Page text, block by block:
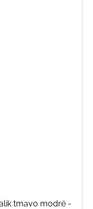
tmavo modré -